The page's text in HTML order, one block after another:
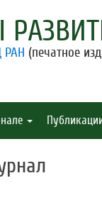
РАН (печатное